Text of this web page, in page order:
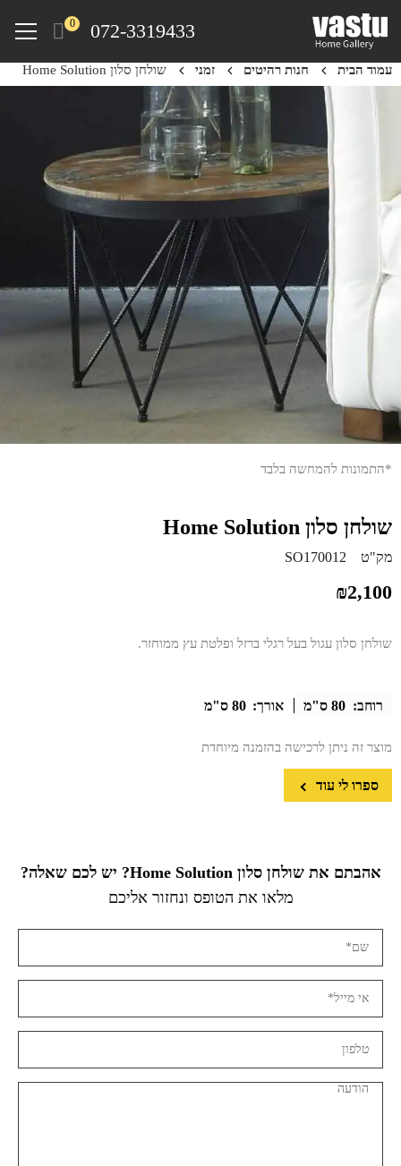
content
072-3319433
0
Menu
עמוד הבית חנות רהיטים זמני שולחן סלון Home Solution
*התמונות להמחשה בלבד
שולחן סלון Home Solution
מק"ט SO170012
₪2,100
שולחן סלון עגול בעל רגלי ברזל ופלטת עץ ממוחזר.
רוחב: 80 ס"מ אורך: 80 ס"מ
מוצר זה ניתן לרכישה בהזמנה מיוחדת
ספרו לי עוד
אהבתם את שולחן סלון Home Solution? יש לכם שאלה?
מלאו את הטופס ונחזור אליכם